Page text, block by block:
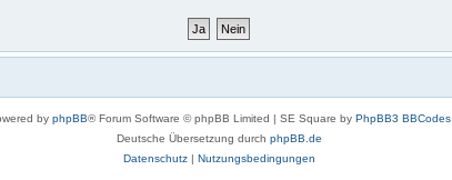
by phpBB® Forum Software © phpBB Limited | SE Square by PhpBB3 BBCodes
Deutsche Übersetzung durch phpBB.de
Datenschutz| Nutzungsbedingungen